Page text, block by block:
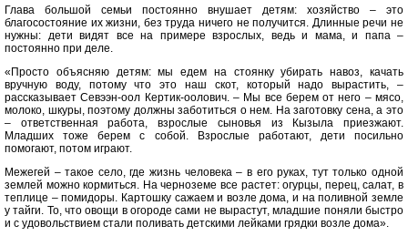
Глава большой семьи постоянно внушает детям: хозяйство – это
благосостояние их жизни, без труда ничего не получится. Длинные речи не
нужны: дети видят все на примере взрослых, ведь и мама, и папа –
постоянно при деле.
«Просто объясняю детям: мы едем на стоянку убирать навоз, качать
вручную воду, потому что это наш скот, который надо вырастить, –
рассказывает Севээн-оол Кертик-оолович. – Мы все берем от него – мясо,
молоко, шкуры, поэтому должны заботиться о нем. На заготовку сена, а это
– ответственная работа, взрослые сыновья из Кызыла приезжают.
Младших тоже берем с собой. Взрослые работают, дети посильно
помогают, потом играют.
Межегей – такое село, где жизнь человека – в его руках, тут только одной
землей можно кормиться. На черноземе все растет: огурцы, перец, салат, в
теплице – помидоры. Картошку сажаем и возле дома, и на поливной земле
у тайги. То, что овощи в огороде сами не вырастут, младшие поняли быстро
и с удовольствием стали поливать детскими лейками грядки возле дома».